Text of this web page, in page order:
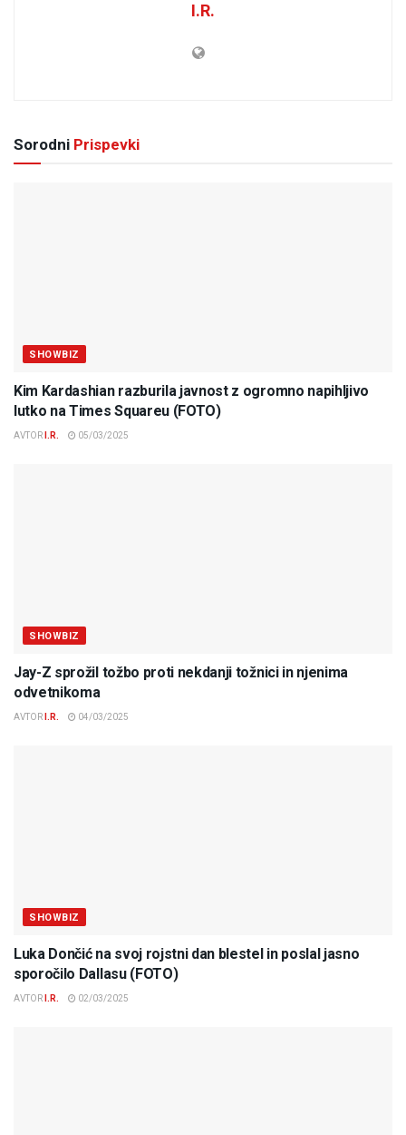
I.R.
Sorodni Prispevki
SHOWBIZ
Kim Kardashian razburila javnost z ogromno napihljivo
lutko na Times Squareu (FOTO)
AVTOR I.R. 05/03/2025
SHOWBIZ
Jay-Z sprožil tožbo proti nekdanji tožnici in njenima
odvetnikoma
AVTOR I.R. 04/03/2025
SHOWBIZ
Luka Dončić na svoj rojstni dan blestel in poslal jasno
sporočilo Dallasu (FOTO)
AVTOR I.R. 02/03/2025